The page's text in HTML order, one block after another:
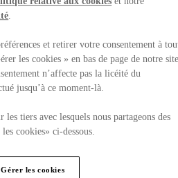
.
et retirer votre consentement à
les cookies » en bas de page de notre
n’affecte pas la licéité du
jusqu’à ce moment-là.
tiers avec lesquels nous partageons des
cookies» ci-dessous.
Gérer les cookies